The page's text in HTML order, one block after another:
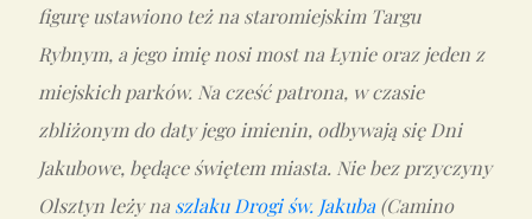
figurę ustawiono też na staromiejskim Targu
Rybnym, a jego imię nosi most na Łynie oraz jeden z
miejskich parków. Na cześć patrona, w czasie
zbliżonym do daty jego imienin, odbywają się Dni
Jakubowe, będące świętem miasta. Nie bez przyczyny
Olsztyn leży na szlaku Drogi św. Jakuba (Camino